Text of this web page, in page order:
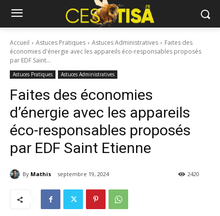
Accueil Astuces Pratiques Astuces Administratives
Faites des
économies d'énergie avec les appareils éco-responsables proposés
par EDF Saint...
Astuces Pratiques Astuces Administratives
Faites des économies
d’énergie avec les appareils
éco-responsables proposés
par EDF Saint Etienne
By Mathis septembre 19, 2024 2420